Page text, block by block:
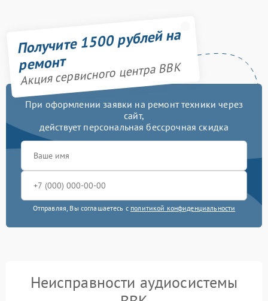
Получите 1500 рублей на
ремонт
Акция сервисного центра BBK
При оформлении заявки на ремонт техники через
сайт,
действует персональная бессрочная скидка
Отправляя, Вы соглашаетесь с политикой конфиденциальности
Неисправности аудиосистемы